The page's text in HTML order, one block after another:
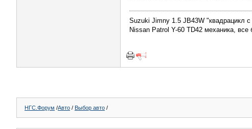
Suzuki Jimny 1.5 JB43W "квадрацикл
Nissan Patrol Y-60 TD42 механика,
НГС.Форум /Авто / Выбор авто /